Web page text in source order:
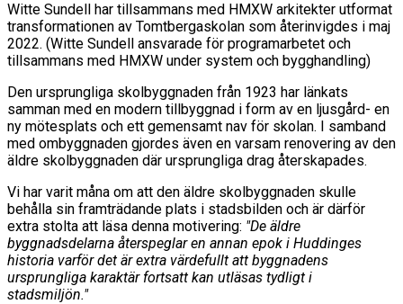
Witte Sundell har tillsammans med HMXW arkitekter utformat
transformationen av Tomtbergaskolan som återinvigdes i maj
2022. (Witte Sundell ansvarade för programarbetet och
tillsammans med HMXW under system och bygghandling)
Den ursprungliga skolbyggnaden från 1923 har länkats
samman med en modern tillbyggnad i form av en ljusgård- en
ny mötesplats och ett gemensamt nav för skolan. I samband
med ombyggnaden gjordes även en varsam renovering av den
äldre skolbyggnaden där ursprungliga drag återskapades.
Vi har varit måna om att den äldre skolbyggnaden skulle
behålla sin framträdande plats i stadsbilden och är därför
extra stolta att läsa denna motivering: "De äldre
byggnadsdelarna återspeglar en annan epok i Huddinges
historia varför det är extra värdefullt att byggnadens
ursprungliga karaktär fortsatt kan utläsas tydligt i
stadsmiljön."